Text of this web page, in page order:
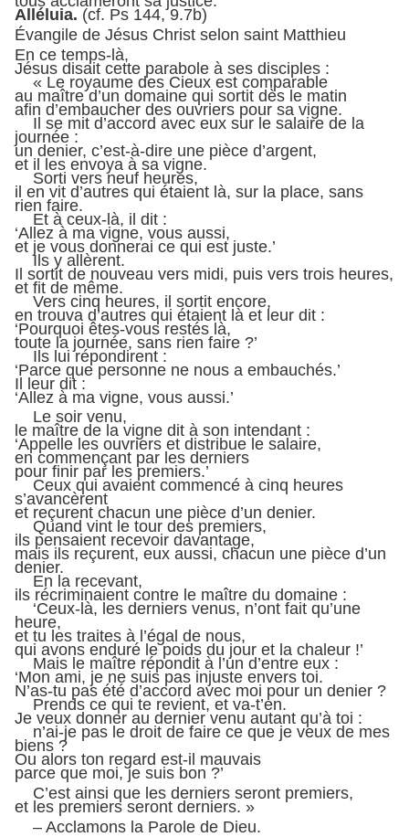
Alléluia. (cf. Ps 144, 9.7b)
Évangile de Jésus Christ selon saint Matthieu
En ce temps-là,
Jésus disait cette parabole à ses disciples :
« Le royaume des Cieux est comparable
au maître d’un domaine qui sortit dès le matin
afin d’embaucher des ouvriers pour sa vigne.
Il se mit d’accord avec eux sur le salaire de la
journée :
un denier, c’est-à-dire une pièce d’argent,
et il les envoya à sa vigne.
Sorti vers neuf heures,
il en vit d’autres qui étaient là, sur la place, sans
rien faire.
Et à ceux-là, il dit :
‘Allez à ma vigne, vous aussi,
et je vous donnerai ce qui est juste.’
Ils y allèrent.
Il sortit de nouveau vers midi, puis vers trois heures,
et fit de même.
Vers cinq heures, il sortit encore,
en trouva d’autres qui étaient là et leur dit :
‘Pourquoi êtes-vous restés là,
toute la journée, sans rien faire ?’
Ils lui répondirent :
‘Parce que personne ne nous a embauchés.’
Il leur dit :
‘Allez à ma vigne, vous aussi.’
Le soir venu,
le maître de la vigne dit à son intendant :
‘Appelle les ouvriers et distribue le salaire,
en commençant par les derniers
pour finir par les premiers.’
Ceux qui avaient commencé à cinq heures
s’avancèrent
et reçurent chacun une pièce d’un denier.
Quand vint le tour des premiers,
ils pensaient recevoir davantage,
mais ils reçurent, eux aussi, chacun une pièce d’un
denier.
En la recevant,
ils récriminaient contre le maître du domaine :
‘Ceux-là, les derniers venus, n’ont fait qu’une
heure,
et tu les traites à l’égal de nous,
qui avons enduré le poids du jour et la chaleur !’
Mais le maître répondit à l’un d’entre eux :
‘Mon ami, je ne suis pas injuste envers toi.
N’as-tu pas été d’accord avec moi pour un denier ?
Prends ce qui te revient, et va-t’en.
Je veux donner au dernier venu autant qu’à toi :
n’ai-je pas le droit de faire ce que je veux de mes
biens ?
Ou alors ton regard est-il mauvais
parce que moi, je suis bon ?’
C’est ainsi que les derniers seront premiers,
et les premiers seront derniers. »
– Acclamons la Parole de Dieu.